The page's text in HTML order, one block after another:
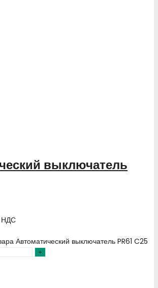
выключатель
НДС
Автоматический выключатель PR61 C25